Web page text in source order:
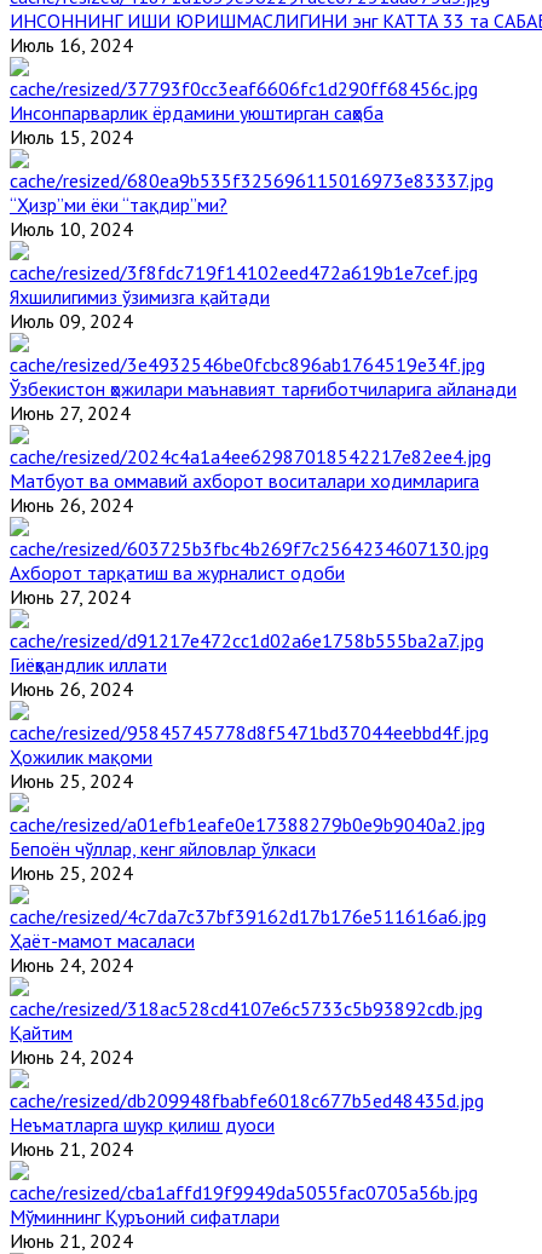
ИНСОННИНГ ИШИ ЮРИШМАСЛИГИНИ энг КАТТА 33 та
Июль 16, 2024
Инсонпарварлик ёрдамини уюштирган саҳоба
Июль 15, 2024
“Ҳизр”ми ёки “тақдир”ми?
Июль 10, 2024
Яхшилигимиз ўзимизга қайтади
Июль 09, 2024
Ўзбекистон ҳожилари маънавият тарғиботчиларига айланади
Июнь 27, 2024
Матбуот ва оммавий ахборот воситалари ходимларига
Июнь 26, 2024
Ахборот тарқатиш ва журналист одоби
Июнь 27, 2024
Гиёҳвандлик иллати
Июнь 26, 2024
Ҳожилик мақоми
Июнь 25, 2024
Бепоён чўллар, кенг яйловлар ўлкаси
Июнь 25, 2024
Ҳаёт-мамот масаласи
Июнь 24, 2024
Қайтим
Июнь 24, 2024
Неъматларга шукр қилиш дуоси
Июнь 21, 2024
Мўминнинг Қуръоний сифатлари
Июнь 21, 2024